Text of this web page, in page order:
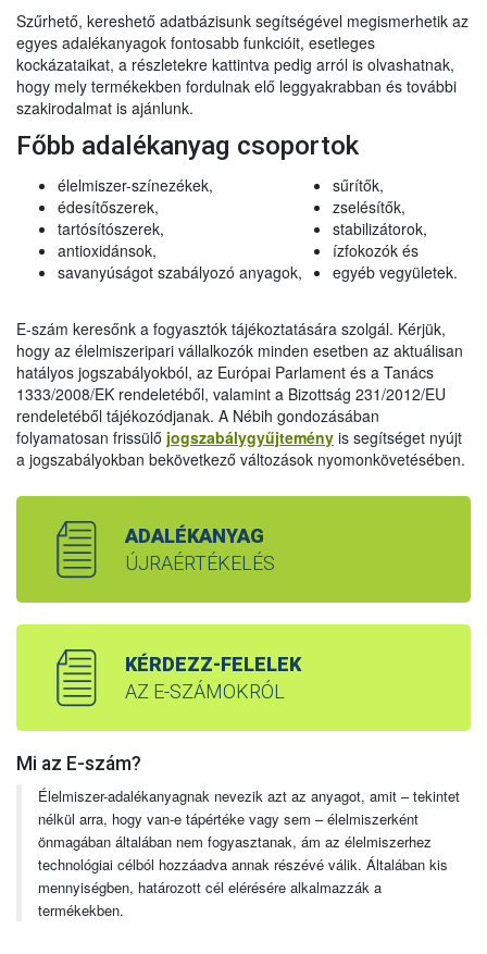
Szűrhető, kereshető adatbázisunk segítségével megismerhetik az
egyes adalékanyagok fontosabb funkcióit, esetleges
kockázataikat, a részletekre kattintva pedig arról is olvashatnak,
hogy mely termékekben fordulnak elő leggyakrabban és további
szakirodalmat is ajánlunk.
Főbb adalékanyag csoportok
élelmiszer-színezékek,
édesítőszerek,
tartósítószerek,
antioxidánsok,
savanyúságot szabályozó anyagok,
sűrítők,
zselésítők,
stabilizátorok,
ízfokozók és
egyéb vegyületek.
E-szám keresőnk a fogyasztók tájékoztatására szolgál. Kérjük,
hogy az élelmiszeripari vállalkozók minden esetben az aktuálisan
hatályos jogszabályokból, az Európai Parlament és a Tanács
1333/2008/EK rendeletéből, valamint a Bizottság 231/2012/EU
rendeletéből tájékozódjanak. A Nébih gondozásában
folyamatosan frissülő jogszabálygyűjtemény is segítséget nyújt
a jogszabályokban bekövetkező változások nyomonkövetésében.
ADALÉKANYAG
ÚJRAÉRTÉKELÉS
KÉRDEZZ-FELELEK
AZ E-SZÁMOKRÓL
Mi az E-szám?
Élelmiszer-adalékanyagnak nevezik azt az anyagot, amit – tekintet
nélkül arra, hogy van-e tápértéke vagy sem – élelmiszerként
önmagában általában nem fogyasztanak, ám az élelmiszerhez
technológiai célból hozzáadva annak részévé válik. Általában kis
mennyiségben, határozott cél elérésére alkalmazzák a
termékekben.